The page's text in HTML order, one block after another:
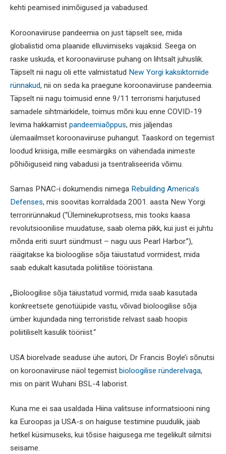
kehti peamised inimõigused ja vabadused.
Koroonaviiruse pandeemia on just täpselt see, mida
globalistid oma plaanide elluviimiseks vajaksid. Seega on
raske uskuda, et koroonaviiruse puhang on lihtsalt juhuslik.
Täpselt nii nagu oli ette valmistatud New Yorgi kaksiktornide
rünnakud, nii on seda ka praegune koroonaviiruse pandeemia.
Täpselt nii nagu toimusid enne 9/11 terrorismi harjutused
samadele sihtmärkidele, toimus mõni kuu enne COVID-19
levima hakkamist pandeemiaõppus, mis jäljendas
ülemaailmset koroonaviiruse puhangut. Taaskord on tegemist
loodud kriisiga, mille eesmärgiks on vähendada inimeste
põhiõiguseid ning vabadusi ja tsentraliseerida võimu.
Samas PNAC-i dokumendis nimega Rebuilding America’s
Defenses, mis soovitas korraldada 2001. aasta New Yorgi
terrorirünnakud (“Üleminekuprotsess, mis tooks kaasa
revolutsioonilise muudatuse, saab olema pikk, kui just ei juhtu
mõnda eriti suurt sündmust – nagu uus Pearl Harbor.”),
räägitakse ka bioloogilise sõja täiustatud vormidest, mida
saab edukalt kasutada poliitilise tööriistana.
„Bioloogilise sõja täiustatud vormid, mida saab kasutada
konkreetsete genotüüpide vastu, võivad bioloogilise sõja
ümber kujundada ning terroristide relvast saab hoopis
poliitiliselt kasulik tööriist.“
USA biorelvade seaduse ühe autori, Dr Francis Boyle’i sõnutsi
on koroonaviiruse näol tegemist bioloogilise ründerelvaga,
mis on pärit Wuhani BSL-4 laborist.
Kuna me ei saa usaldada Hiina valitsuse informatsiooni ning
ka Euroopas ja USA-s on haiguse testimine puudulik, jääb
hetkel küsimuseks, kui tõsise haigusega me tegelikult silmitsi
seisame.